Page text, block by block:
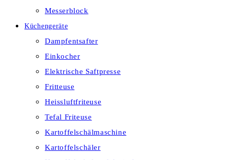
Messerblock
Küchengeräte
Dampfentsafter
Einkocher
Elektrische Saftpresse
Fritteuse
Heissluftfriteuse
Tefal Friteuse
Kartoffelschälmaschine
Kartoffelschäler